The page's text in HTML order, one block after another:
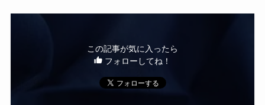
この記事が気に入ったら
フォローしてね！